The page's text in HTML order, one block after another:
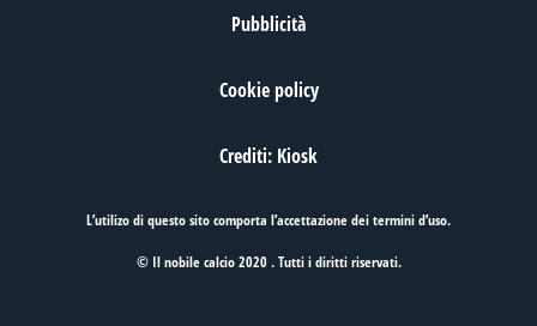
Pubblicità
Cookie policy
Crediti: Kiosk
L’utilizo di questo sito comporta l’accettazione deitermini d’uso.
© Il nobile calcio 2020 . Tutti i diritti riservati.